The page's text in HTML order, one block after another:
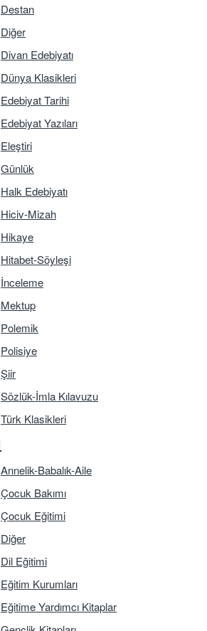
Destan
Diğer
Divan Edebiyatı
Dünya Klasikleri
Edebiyat Tarihi
Edebiyat Yazıları
Eleştiri
Günlük
Halk Edebiyatı
Hiciv-Mizah
Hikaye
Hitabet-Söyleşi
İnceleme
Mektup
Polemik
Polisiye
Şiir
Sözlük-İmla Kılavuzu
Türk Klasikleri
Annelik-Babalık-Aile
Çocuk Bakımı
Çocuk Eğitimi
Diğer
Dil Eğitimi
Eğitim Kurumları
Eğitime Yardımcı Kitaplar